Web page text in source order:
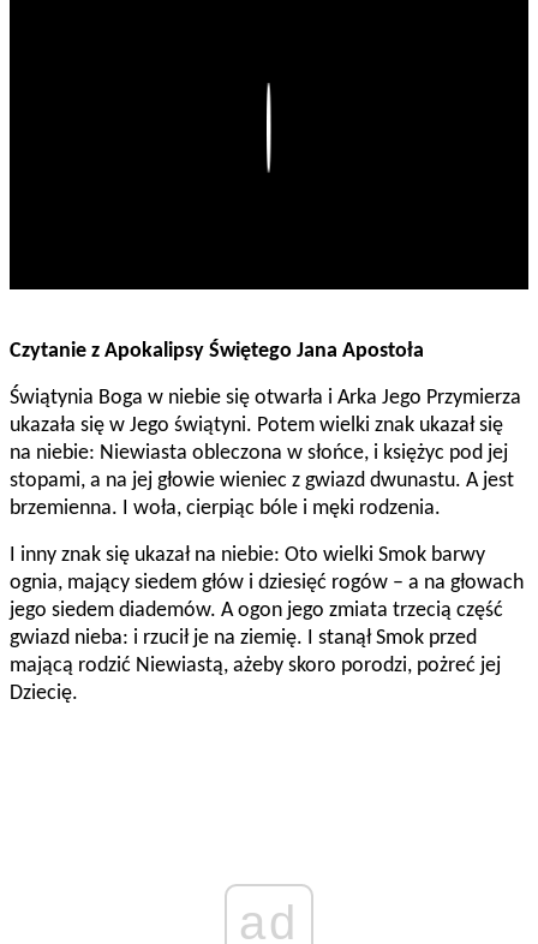
Czytanie z Apokalipsy Świętego Jana Apostoła
Świątynia Boga w niebie się otwarła i Arka Jego Przymierza
ukazała się w Jego świątyni. Potem wielki znak ukazał się
na niebie: Niewiasta obleczona w słońce, i księżyc pod jej
stopami, a na jej głowie wieniec z gwiazd dwunastu. A jest
brzemienna. I woła, cierpiąc bóle i męki rodzenia.
I inny znak się ukazał na niebie: Oto wielki Smok barwy
ognia, mający siedem głów i dziesięć rogów – a na głowach
jego siedem diademów. A ogon jego zmiata trzecią część
gwiazd nieba: i rzucił je na ziemię. I stanął Smok przed
mającą rodzić Niewiastą, ażeby skoro porodzi, pożreć jej
Dziecię.
ad